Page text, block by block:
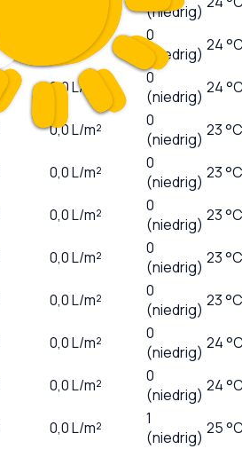
(niedrig)
L/m²
0
(niedrig) 24
0,0L/m²
0
(niedrig) 24
0,0L/m²
0
(niedrig) 23 °C
0,0L/m²
0
(niedrig) 23 °C
0,0L/m²
0
(niedrig) 23 °C
0,0L/m²
0
(niedrig) 23 °C
0,0L/m²
0
(niedrig) 23 °C
0,0L/m²
0
(niedrig) 24
0,0L/m²
0
(niedrig) 24
0,0L/m²
1
(niedrig) 25